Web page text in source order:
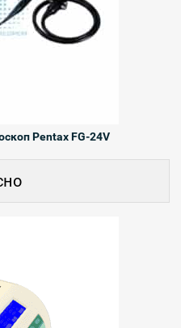
Pentax FG-24V